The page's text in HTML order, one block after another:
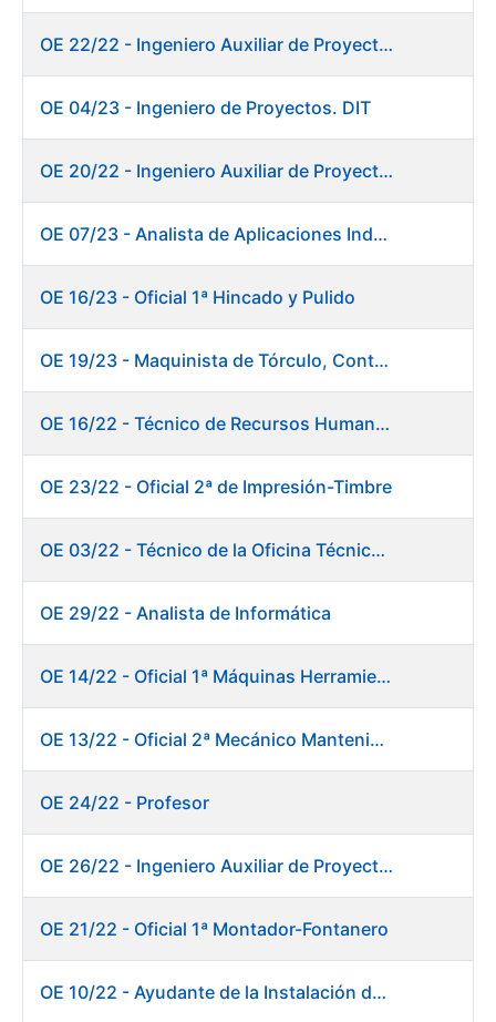
OE 22/22 - Ingeniero Auxiliar de Proyectos. DIT
OE 04/23 - Ingeniero de Proyectos. DIT
OE 20/22 - Ingeniero Auxiliar de Proyectos. Informática
OE 07/23 - Analista de Aplicaciones Industriales
OE 16/23 - Oficial 1ª Hincado y Pulido
OE 19/23 - Maquinista de Tórculo, Contado, Empaquetado e Inutilización de Moneda
OE 16/22 - Técnico de Recursos Humanos
OE 23/22 - Oficial 2ª de Impresión-Timbre
OE 03/22 - Técnico de la Oficina Técnica de Producto (Fábrica de Papel)
OE 29/22 - Analista de Informática
OE 14/22 - Oficial 1ª Máquinas Herramientas y Control Numérico
OE 13/22 - Oficial 2ª Mecánico Mantenimiento Central
OE 24/22 - Profesor
OE 26/22 - Ingeniero Auxiliar de Proyectos
OE 21/22 - Oficial 1ª Montador-Fontanero
OE 10/22 - Ayudante de la Instalación de Preparación de Pastas